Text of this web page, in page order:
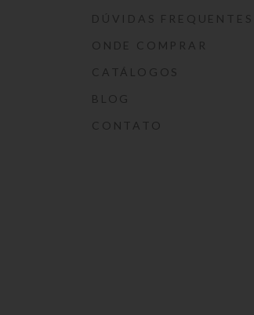
DÚVIDAS FREQUENTES
ONDE COMPRAR
CATÁLOGOS
BLOG
CONTATO